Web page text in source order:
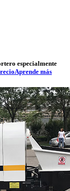
especialmente
Aprende más